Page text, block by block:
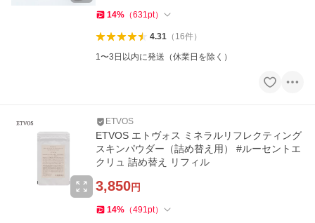
14% （631pt）
4.31（ 16件）
1〜3日以内に発送（休業日を除く）
ETVOS
ETVOS エトヴォス ミネラルリフレクティング
スキンパウダー（詰め替え用） #ルーセントエ
クリュ 詰め替え リフィル
3,850円
14% （491pt）